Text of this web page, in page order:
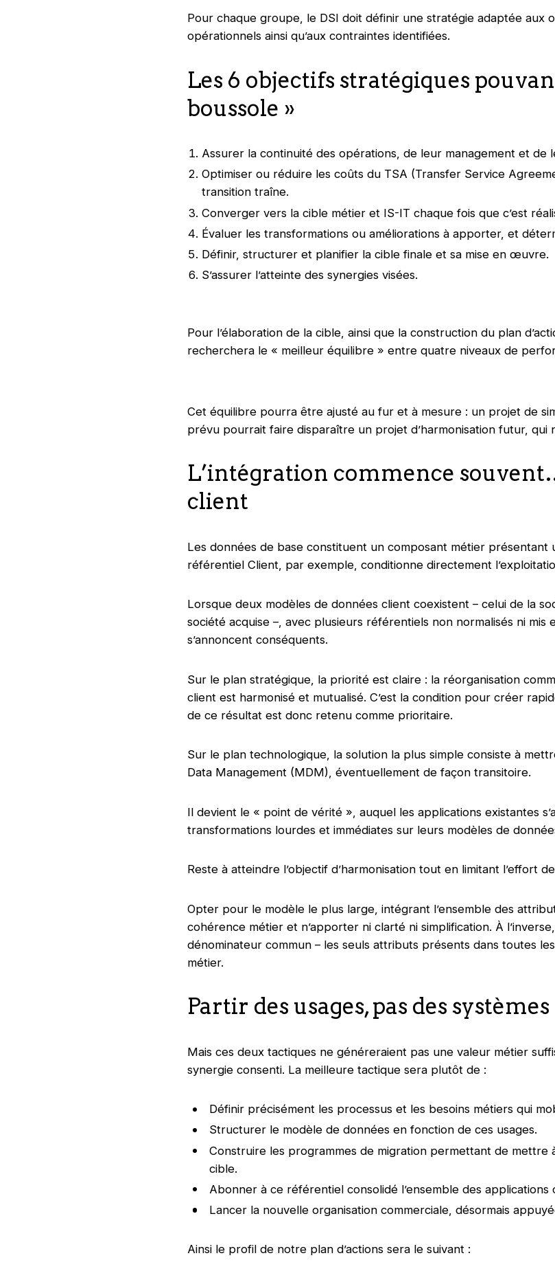
Pour chaque groupe, le DSI doit définir une stratégie adaptée aux
opérationnels ainsi qu’aux contraintes identifiées.
Les 6 objectifs stratégiques
boussole »
Assurer la continuité des opérations, de leur management et de
Optimiser ou réduire les coûts du TSA (Transfer Service
transition traîne.
Converger vers la cible métier et IS-IT chaque fois que c’est
Évaluer les transformations ou améliorations à apporter, et
Définir, structurer et planifier la cible finale et sa mise en œuvre.
S’assurer l’atteinte des synergies visées.
Pour l’élaboration de la cible, ainsi que la construction du plan
recherchera le « meilleur équilibre » entre quatre niveaux de
Cet équilibre pourra être ajusté au fur et à mesure : un projet de
prévu pourrait faire disparaître un projet d’harmonisation futur, qui
L’intégration commence
client
Les données de base constituent un composant métier présentant
référentiel Client, par exemple, conditionne directement
Lorsque deux modèles de données client coexistent – celui de la
société acquise –, avec plusieurs référentiels non normalisés ni mis
s’annoncent conséquents.
Sur le plan stratégique, la priorité est claire : la réorganisation
client est harmonisé et mutualisé. C’est la condition pour créer
de ce résultat est donc retenu comme prioritaire.
Sur le plan technologique, la solution la plus simple consiste à
Data Management (MDM), éventuellement de façon transitoire.
Il devient le « point de vérité », auquel les applications existantes
transformations lourdes et immédiates sur leurs modèles de
Reste à atteindre l’objectif d’harmonisation tout en limitant l’effort
Opter pour le modèle le plus large, intégrant l’ensemble des
cohérence métier et n’apporter ni clarté ni simplification. À
dénominateur commun – les seuls attributs présents dans toutes
métier.
Partir des usages, pas des systèmes
Mais ces deux tactiques ne généreraient pas une valeur métier
synergie consenti. La meilleure tactique sera plutôt de :
Définir précisément les processus et les besoins métiers qui
Structurer le modèle de données en fonction de ces usages.
Construire les programmes de migration permettant de mettre
cible.
Abonner à ce référentiel consolidé l’ensemble des applications
Lancer la nouvelle organisation commerciale, désormais
Ainsi le profil de notre plan d’actions sera le suivant :